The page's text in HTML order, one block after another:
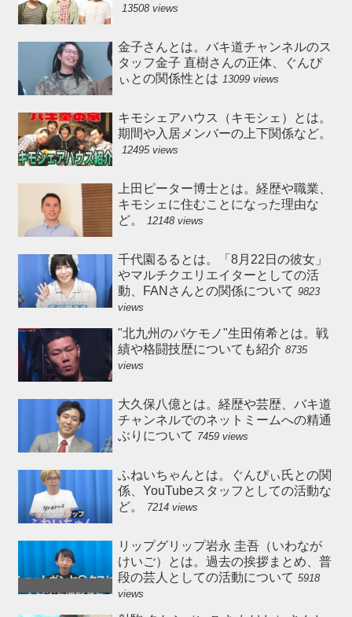
13508 views
金子さんとは。バキ道チャンネルのス
タッフ金子 直樹さんの正体、ぐんぴ
ぃとの関係性とは 13099 views
キモシェアハウス（キモシェ）とは。
期間や入居メンバーの上下関係など。
12495 views
上田ピーター博士とは。経歴や職業、
キモシェに住むことになった理由な
ど。
12148 views
千代園るるとは。「8月22日の彼女」
やマルチクエリエイターとしての活
動、FANさんとの関係について 9823
views
"北九州のバケモノ"生田侑希とは。戦
績や格闘技歴についても紹介 8735
views
大久保八億とは。経歴や芸歴、バキ道
チャンネルでのネットミームへの精通
ぶりについて 7459 views
ふねいちゃんとは。ぐんぴぃ氏との関
係、YouTubeスタッフとしての活動な
ど。
7214 views
リップグリップ岩永 圭吾（いわなが
けいご）とは。過去の挨拶まとめ、普
段の芸人としての活動について 5918
views